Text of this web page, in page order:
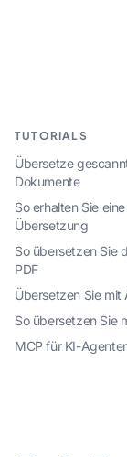
TUTORIALS
Übersetze
Dokumente
So erhalten Sie
Übersetzung
So übersetzen Sie
PDF
Übersetzen Sie mit
So übersetzen Sie
MCP für KI-